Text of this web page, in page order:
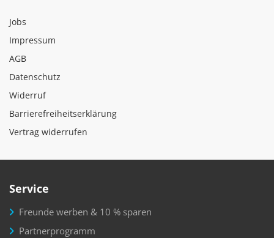
Jobs
Impressum
AGB
Datenschutz
Widerruf
Barrierefreiheitserklärung
Vertrag widerrufen
Service
Freunde werben & 10 % sparen
Partnerprogramm